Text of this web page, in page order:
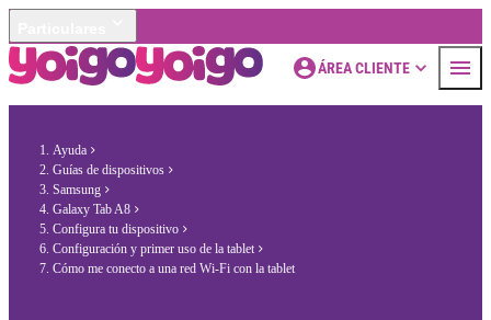
ÁREA CLIENTE
Ayuda
Guías de dispositivos
Samsung
Galaxy Tab A8
Configura tu dispositivo
Configuración y primer uso de la tablet
Cómo me conecto a una red Wi-Fi con la tablet